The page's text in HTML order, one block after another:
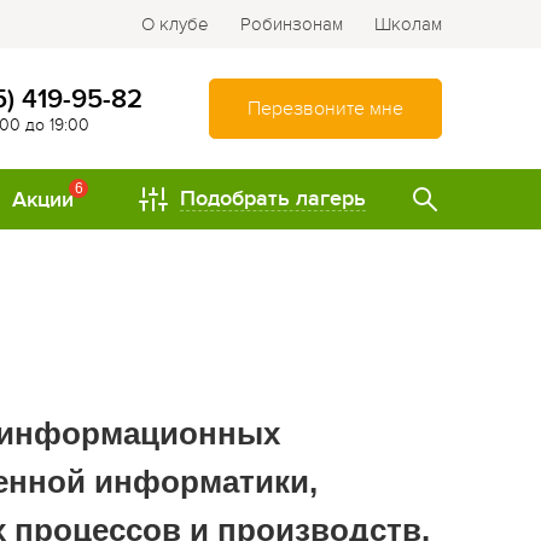
О клубе Робинзонам Школам
419-95-82
до 19:00
Перезвоните мне
Интеллектуально-
развивающие лагеря
Походы и путешествия
Акции6 Подобрать лагерь
информатики,
процессов и производств.